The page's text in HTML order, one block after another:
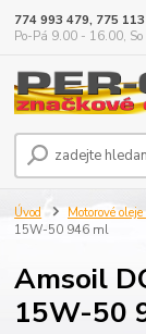
774 993 479, 775
Po-Pá 9.00 - 16.00,
Úvod Motorové
15W-50 946 ml
Amsoil
15W-50